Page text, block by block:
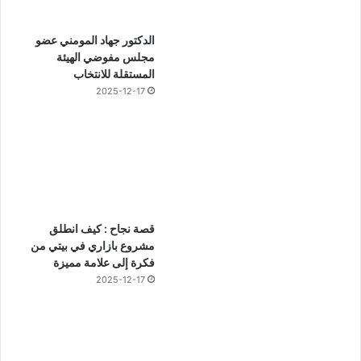
الدكتور جهاد المومني عضو
مجلس مفوضي الهيئة
المستقلة للانتخاب
2025-12-17
قصة نجاح : كيف انطلق
مشروع بازاري في بيتي من
فكرة إلى علامة مميزة
2025-12-17